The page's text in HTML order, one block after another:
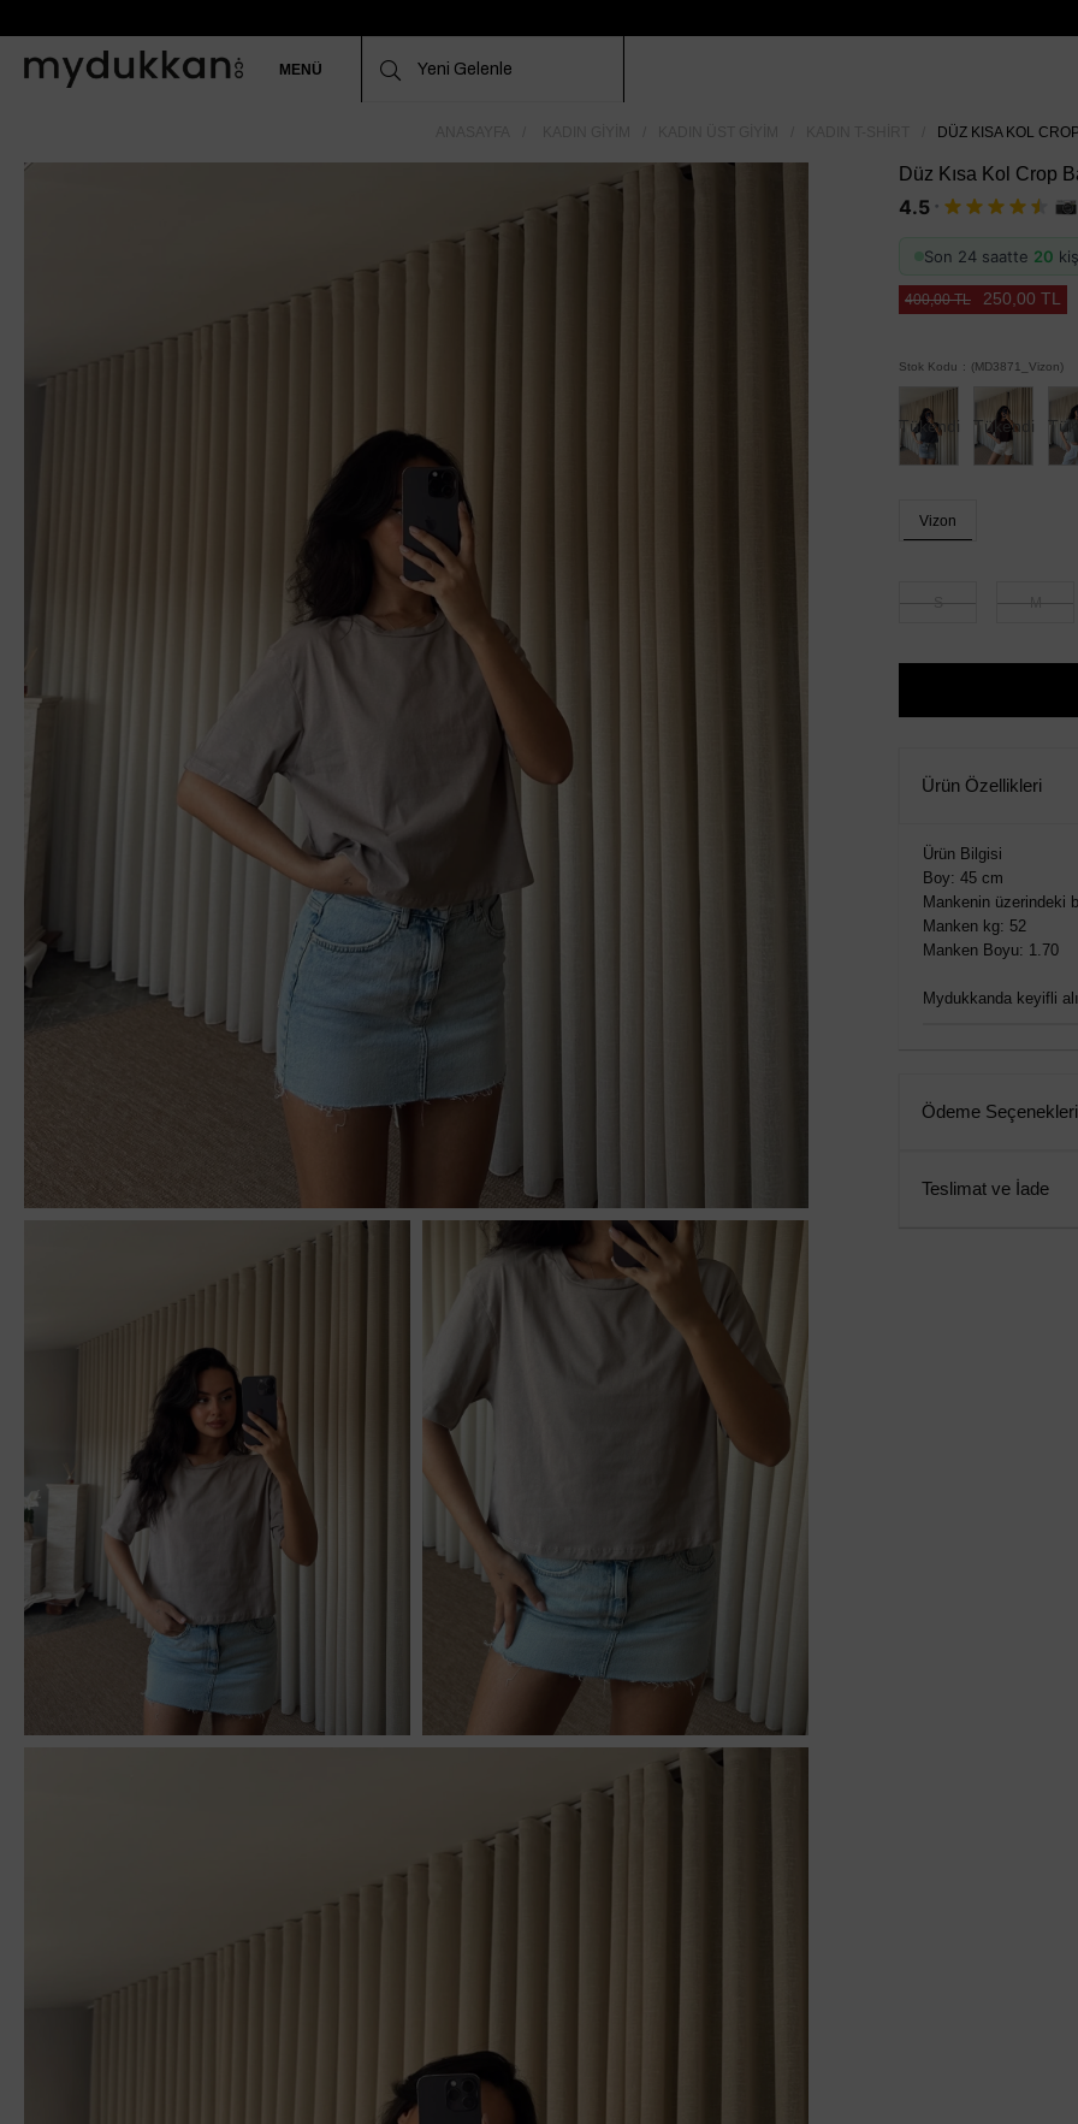
MENÜ
DÜZ KISA KOL
Düz Kısa Kol Crop
4.5 ·
Son 24 saatte 20
400,00 TL 250,00 TL
Stok Kodu (MD3871_Vizon)
Tükendi Tükendi
Vizon
Ürün Özellikleri
Ürün Bilgisi
Boy: 45 cm
Mankenin üzerindeki
Manken kg: 52
Manken Boyu: 1.70
Mydukkanda keyifli
Ödeme Seçenekleri
Teslimat ve İade